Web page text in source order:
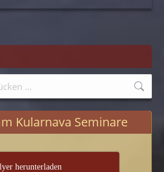
Kularnava Seminare
herunterladen